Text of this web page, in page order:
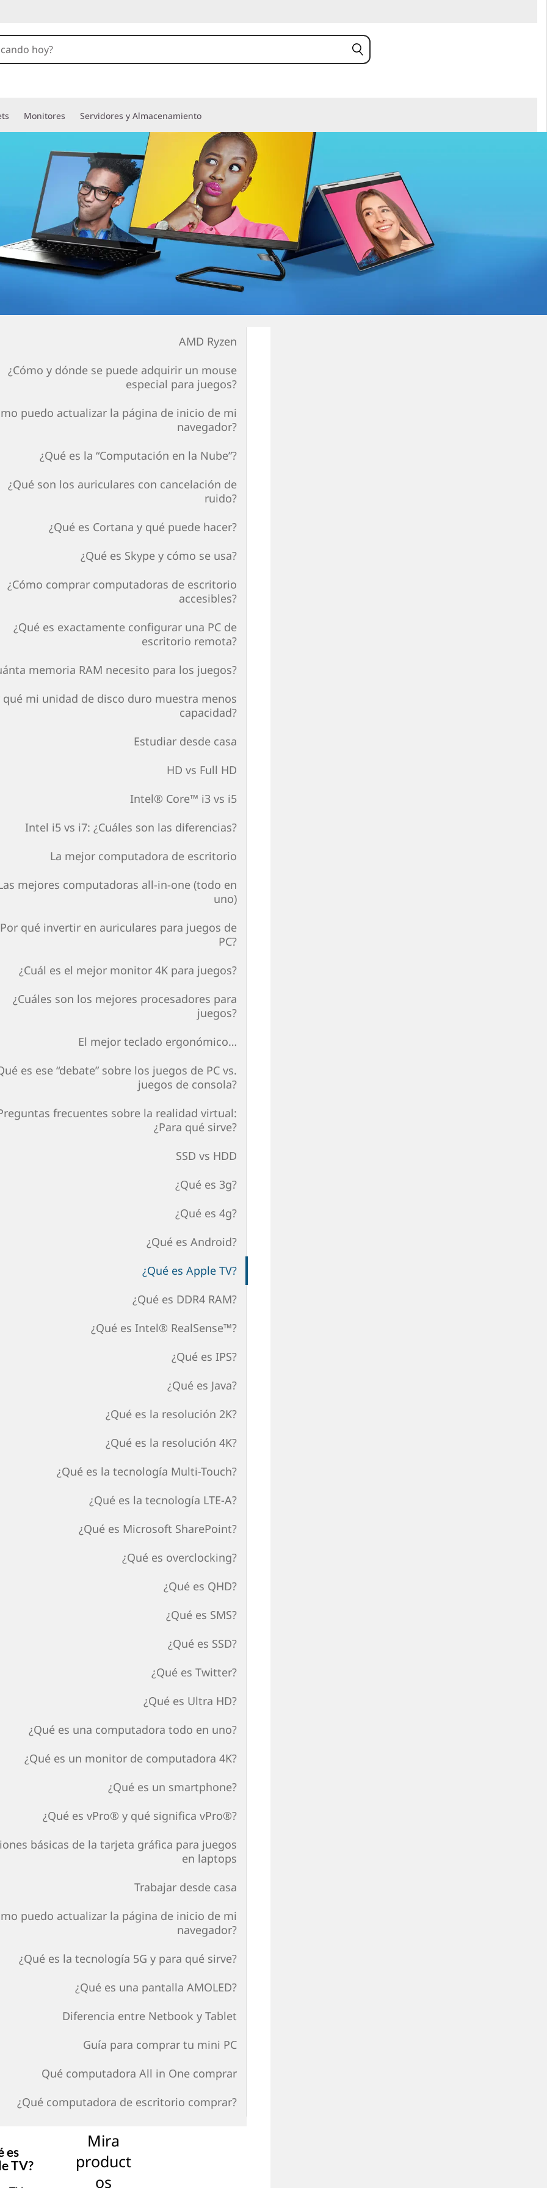
Monitores Servidores y Almacenamiento
AMD Ryzen
¿Cómo y dónde se puede adquirir un mouse
especial para juegos?
puedo actualizar la página de inicio de mi
navegador?
¿Qué es la “Computación en la Nube”?
¿Qué son los auriculares con cancelación de
ruido?
¿Qué es Cortana y qué puede hacer?
¿Qué es Skype y cómo se usa?
¿Cómo comprar computadoras de escritorio
accesibles?
¿Qué es exactamente configurar una PC de
escritorio remota?
memoria RAM necesito para los juegos?
qué mi unidad de disco duro muestra menos
capacidad?
Estudiar desde casa
HD vs Full HD
Intel® Core™ i3 vs i5
Intel i5 vs i7: ¿Cuáles son las diferencias?
La mejor computadora de escritorio
mejores computadoras all-in-one (todo en
uno)
qué invertir en auriculares para juegos de
PC?
¿Cuál es el mejor monitor 4K para juegos?
¿Cuáles son los mejores procesadores para
juegos?
El mejor teclado ergonómico…
es ese “debate” sobre los juegos de PC vs.
juegos de consola?
frecuentes sobre la realidad virtual:
¿Para qué sirve?
SSD vs HDD
¿Qué es 3g?
¿Qué es 4g?
¿Qué es Android?
¿Qué es Apple TV?
¿Qué es DDR4 RAM?
¿Qué es Intel® RealSense™?
¿Qué es IPS?
¿Qué es Java?
¿Qué es la resolución 2K?
¿Qué es la resolución 4K?
¿Qué es la tecnología Multi-Touch?
¿Qué es la tecnología LTE-A?
¿Qué es Microsoft SharePoint?
¿Qué es overclocking?
¿Qué es QHD?
¿Qué es SMS?
¿Qué es SSD?
¿Qué es Twitter?
¿Qué es Ultra HD?
¿Qué es una computadora todo en uno?
¿Qué es un monitor de computadora 4K?
¿Qué es un smartphone?
¿Qué es vPro® y qué significa vPro®?
básicas de la tarjeta gráfica para juegos
en laptops
Trabajar desde casa
puedo actualizar la página de inicio de mi
navegador?
¿Qué es la tecnología 5G y para qué sirve?
¿Qué es una pantalla AMOLED?
Diferencia entre Netbook y Tablet
Guía para comprar tu mini PC
Qué computadora All in One comprar
¿Qué computadora de escritorio comprar?
es
TV?
Mira
product
os